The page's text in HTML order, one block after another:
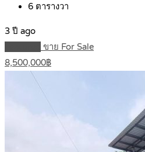
6 ตารางวา
3 ปี ago
ขาย For Sale
8,500,000฿